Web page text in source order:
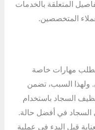
المتعلقة بالخدمات
المتخصصين.
مهارات خاصة
ولهذا السبب، تضمن
السجاد باستخدام
في أفضل حالة.
قبل البدء في عملية